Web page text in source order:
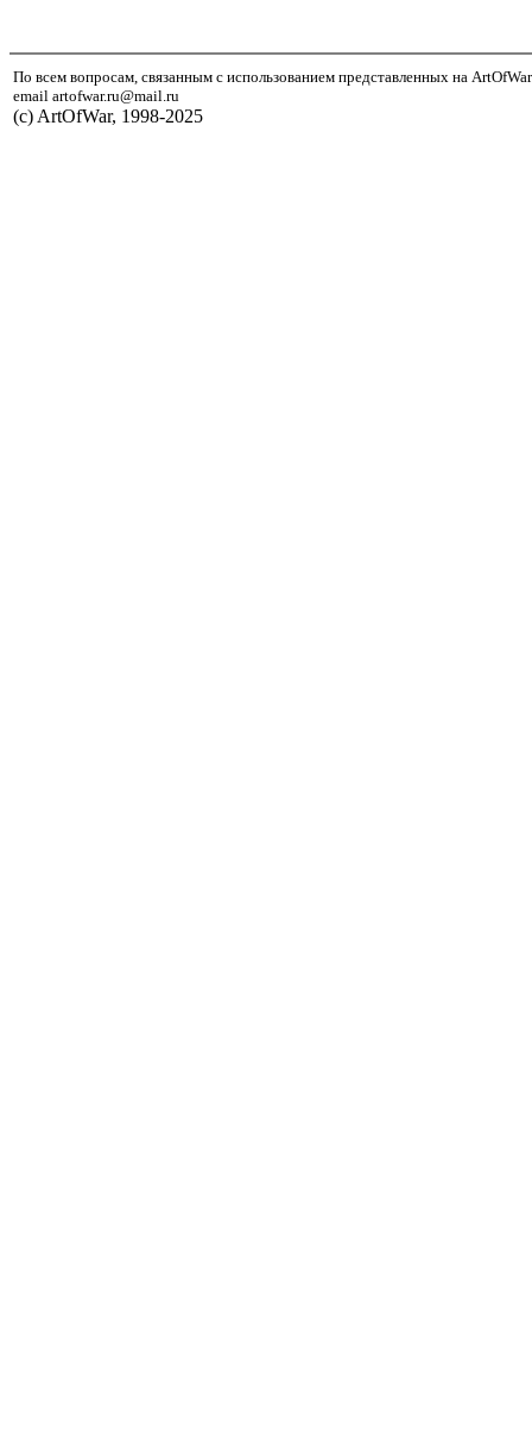
По всем вопросам, связанным с использованием представленных на
email artofwar.ru@mail.ru
(с) ArtOfWar, 1998-2025